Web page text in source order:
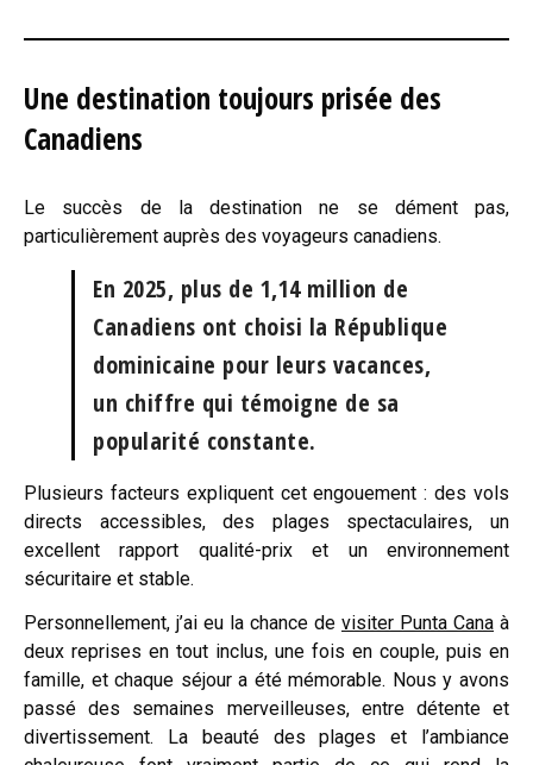
Une destination toujours prisée des
Canadiens
Le succès de la destination ne se dément pas,
particulièrement auprès des voyageurs canadiens.
En 2025, plus de 1,14 million de
Canadiens ont choisi la République
dominicaine pour leurs vacances,
un chiffre qui témoigne de sa
popularité constante.
Plusieurs facteurs expliquent cet engouement : des vols
directs accessibles, des plages spectaculaires, un
excellent rapport qualité-prix et un environnement
sécuritaire et stable.
Personnellement, j’ai eu la chance de visiter Punta Cana à
deux reprises en tout inclus, une fois en couple, puis en
famille, et chaque séjour a été mémorable. Nous y avons
passé des semaines merveilleuses, entre détente et
divertissement. La beauté des plages et l’ambiance